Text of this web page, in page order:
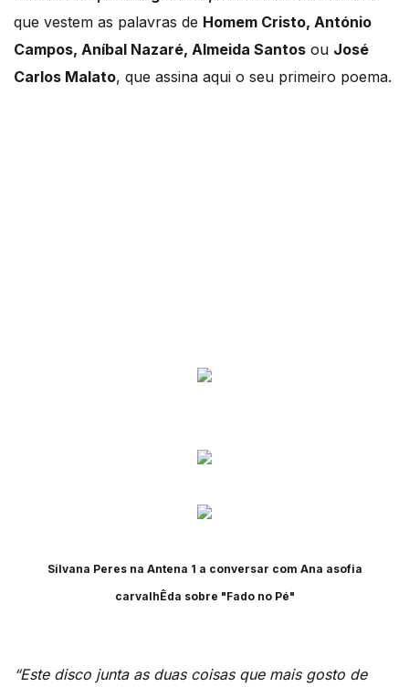
que vestem as palavras de Homem Cristo, António
Campos, Aníbal Nazaré, Almeida Santos ou José
Carlos Malato, que assina aqui o seu primeiro poema.
Silvana Peres na Antena 1 a conversar com Ana asofia
carvalhÊda sobre "Fado no Pé"
“Este disco junta as duas coisas que mais gosto de